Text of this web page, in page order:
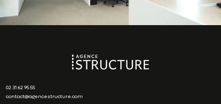
02 31 62 95 55
contact@agencestructure.com